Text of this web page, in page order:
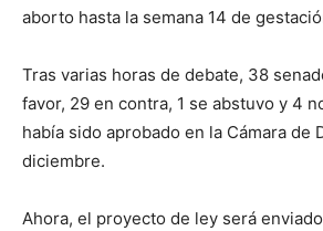
aborto hasta la semana 14 de
Tras varias horas de debate, 38
favor, 29 en contra, 1 se abstuvo y 4
había sido aprobado en la Cámara de
diciembre.
Ahora, el proyecto de ley será